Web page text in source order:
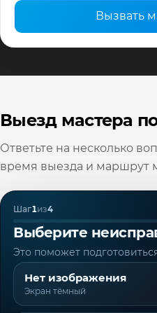
Вызвать
Выезд мастера
Ответьте на несколько
время выезда и маршрут
Шаг1из4
Выберите
Это поможет
Нет изображения
Экран тёмный